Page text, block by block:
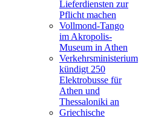
Lieferdiensten zur
Pflicht machen
Vollmond-Tango
im Akropolis-
Museum in Athen
Verkehrsministerium
kündigt 250
Elektrobusse für
Athen und
Thessaloniki an
Griechische